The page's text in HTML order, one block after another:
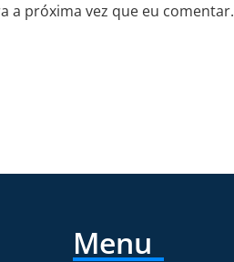
a próxima vez que eu comentar.
Menu